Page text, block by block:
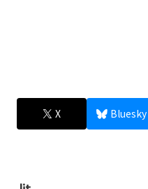
X Bluesky